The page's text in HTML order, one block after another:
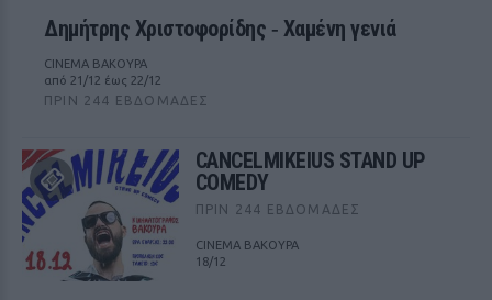
Δημήτρης Χριστοφορίδης ‑ Χαμένη γενιά
CINEMA ΒΑΚΟΥΡΑ
από 21/12 έως 22/12
ΠΡΙΝ 244 ΕΒΔΟΜΆΔΕΣ
CANCELMIKEIUS STAND UP
COMEDY
ΠΡΙΝ 244 ΕΒΔΟΜΆΔΕΣ
CINEMA ΒΑΚΟΥΡΑ
18/12